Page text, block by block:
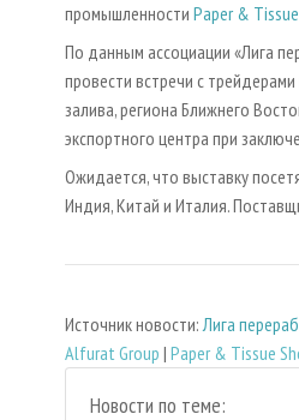
промышленности Paper &
По данным ассоциации «Лига
провести встречи с
залива, региона Ближнего
экспортного центра при
Ожидается, что выставку
Индия, Китай и Италия.
Источник новости: Лига
Alfurat Group | Paper & Tissue
Новости по теме: